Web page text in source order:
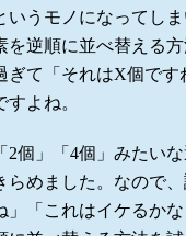
うモノになってしま
を逆順に並べ替える
ぎて「それはX個で
すよね。
個」「4個」みたい
らめました。なので
」「これはイケるか